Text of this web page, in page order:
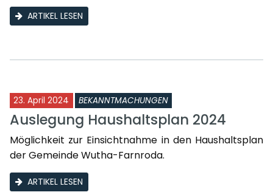
ARTIKEL LESEN
23. April 2024 BEKANNTMACHUNGEN
Auslegung Haushaltsplan 2024
Möglichkeit zur Einsichtnahme in den Haushaltsplan
der Gemeinde Wutha-Farnroda.
ARTIKEL LESEN